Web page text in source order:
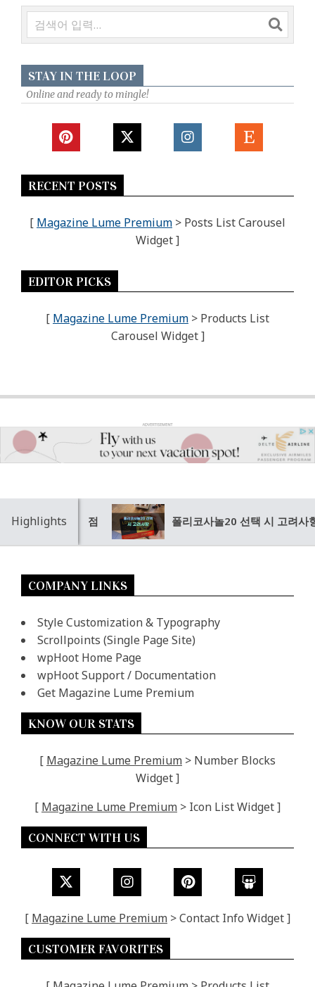
검
색
STAY IN THE LOOP
Online and ready to mingle!
RECENT POSTS
[ Magazine Lume Premium > Posts List Carousel
Widget ]
EDITOR PICKS
[ Magazine Lume Premium > Products List
Carousel Widget ]
Highlights
택 시 고려할 점 폴리코사놀20 선택 시 고려사항
COMPANY LINKS
Style Customization & Typography
Scrollpoints (Single Page Site)
wpHoot Home Page
wpHoot Support / Documentation
Get Magazine Lume Premium
KNOW OUR STATS
[ Magazine Lume Premium > Number Blocks
Widget ]
[ Magazine Lume Premium > Icon List Widget ]
CONNECT WITH US
[ Magazine Lume Premium > Contact Info Widget ]
CUSTOMER FAVORITES